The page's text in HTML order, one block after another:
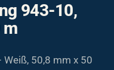
943-10,
m
50,8 mm x 50